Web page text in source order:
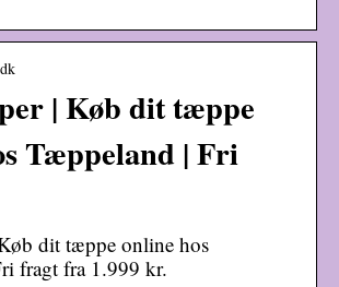
| Køb dit tæppe
Tæppeland | Fri
dit tæppe online hos
fragt fra 1.999 kr.